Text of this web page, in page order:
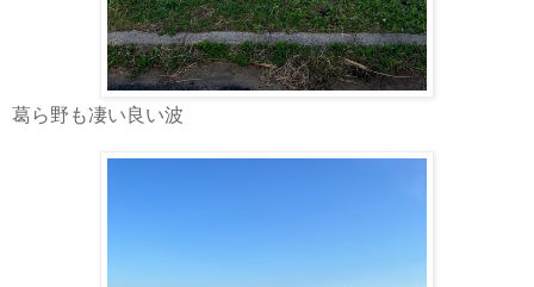
葛ら野も凄い良い波